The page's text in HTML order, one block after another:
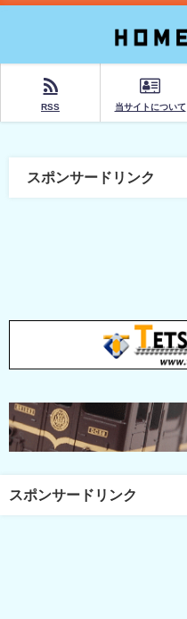
RSS 当サイトについて
スポンサードリンク
スポンサードリンク